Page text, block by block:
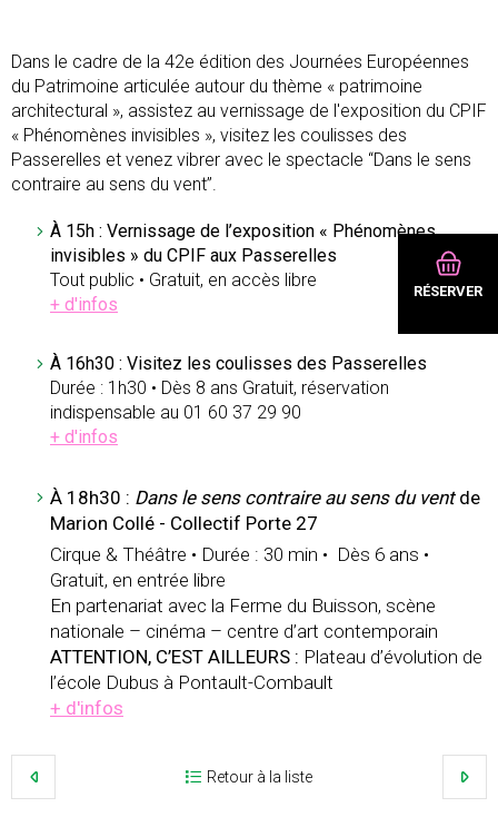
RÉSERVER
Dans le cadre de la 42e édition des Journées Européennes
du Patrimoine articulée autour du thème « patrimoine
architectural », assistez au vernissage de l'exposition du CPIF
« Phénomènes invisibles », visitez les coulisses des
Passerelles et venez vibrer avec le spectacle “Dans le sens
contraire au sens du vent”.
À 15h : Vernissage de l’exposition « Phénomènes
invisibles » du CPIF aux Passerelles
Tout public • Gratuit, en accès libre
+ d'infos
À 16h30 : Visitez les coulisses des Passerelles
Durée : 1h30 • Dès 8 ans Gratuit, réservation
indispensable au 01 60 37 29 90
+ d'infos
À 18h30 : Dans le sens contraire au sens du ventde
Marion Collé - Collectif Porte 27
Cirque & Théâtre • Durée : 30 min • Dès 6 ans •
Gratuit, en entrée libre
En partenariat avec la Ferme du Buisson, scène
nationale – cinéma – centre d’art contemporain
ATTENTION, C’EST AILLEURS : Plateau d’évolution de
l’école Dubus à Pontault-Combault
+ d'infos
Retour à la liste